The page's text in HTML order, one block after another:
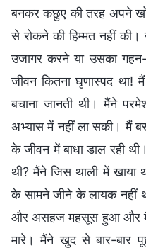
बनकर कछुए की तरह अपने
से रोकने की हिम्मत नहीं
उजागर करने या उसका
जीवन कितना घृणास्पद था!
बचाना जानती थी। मैंने
अभ्यास में नहीं ला सकी। मैं
के जीवन में बाधा डाल रही
थी? मैंने जिस थाली में खाया
के सामने जीने के लायक नहीं
और असहज महसूस हुआ और
मारे। मैंने खुद से बार-बार